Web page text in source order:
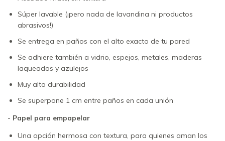
Súper lavable (¡pero nada de lavandina ni productos
abrasivos!)
Se entrega en paños con el alto exacto de tu pared
Se adhiere también a vidrio, espejos, metales, maderas
laqueadas y azulejos
Muy alta durabilidad
Se superpone 1 cm entre paños en cada unión
- Papel para empapelar
Una opción hermosa con textura, para quienes aman los